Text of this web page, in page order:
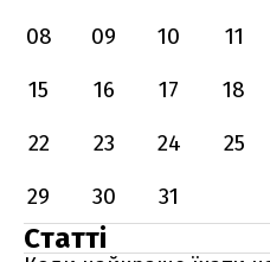
08
09 10 11
15
16 17 18
22
23 24 25
29
30 31
Статті